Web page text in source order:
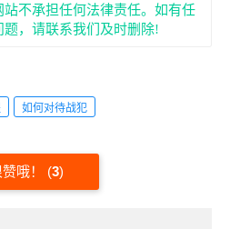
不承担任何法律责任。如有任
，请联系我们及时删除!
如何对待战犯
哦！ (3)